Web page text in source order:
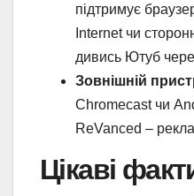
підтримує
Internet чи
дивись Ютуб
Зовнішній
Chromecast чи
ReVanced –
Цікаві